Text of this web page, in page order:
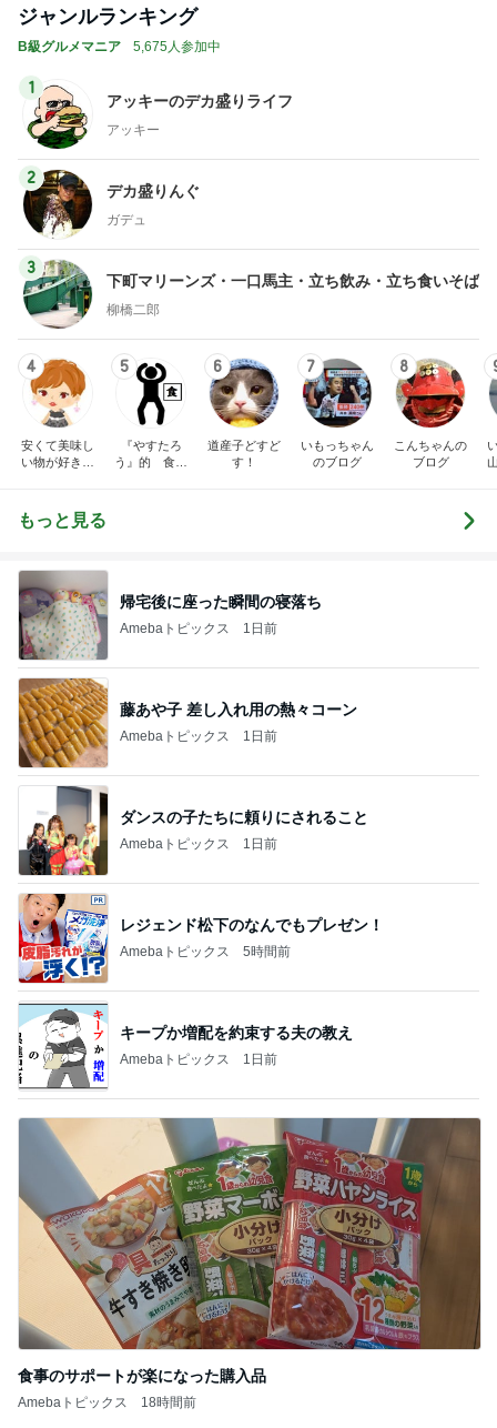
ジャンルランキング
B級グルメマニア 5,675人参加中
1
アッキーのデカ盛りライフ
アッキー
2
デカ盛りんぐ
ガデュ
3
下町マリーンズ・一口馬主・立ち飲み・立ち食いそば
柳橋二郎
4
安くて美味し
い物が好き☆
5
『やすたろ
う』的 食の
6
道産子どすど
す！
7
いもっちゃん
のブログ
8
こんちゃんの
ブログ
もっと見る
帰宅後に座った瞬間の寝落ち
Amebaトピックス 1日前
藤あや子 差し入れ用の熱々コーン
Amebaトピックス 1日前
ダンスの子たちに頼りにされること
Amebaトピックス 1日前
レジェンド松下のなんでもプレゼン！
Amebaトピックス 5時間前
キープか増配を約束する夫の教え
Amebaトピックス 1日前
食事のサポートが楽になった購入品
Amebaトピックス 18時間前